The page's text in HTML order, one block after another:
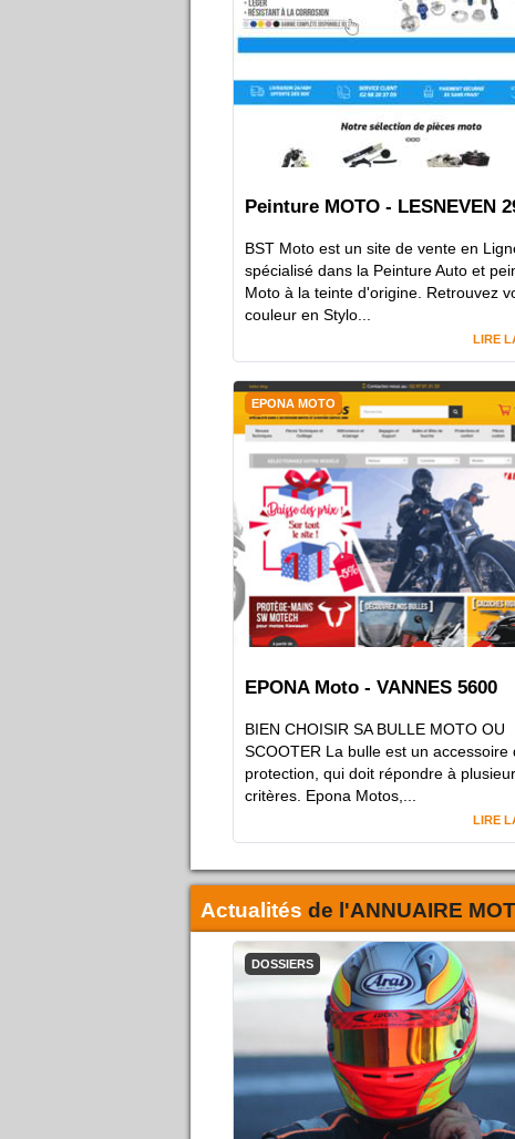
Peinture MOTO - LESNEVEN
BST Moto est un site de vente en
spécialisé dans la Peinture Auto et
Moto à la teinte d'origine. Retrouvez
couleur en Stylo...
LIRE
EPONA MOTO
EPONA Moto - VANNES 5600
BIEN CHOISIR SA BULLE MOTO OU
SCOOTER La bulle est un accessoire
protection, qui doit répondre à
critères. Epona Motos,...
LIRE
Actualités de l'ANNUAIRE
DOSSIERS